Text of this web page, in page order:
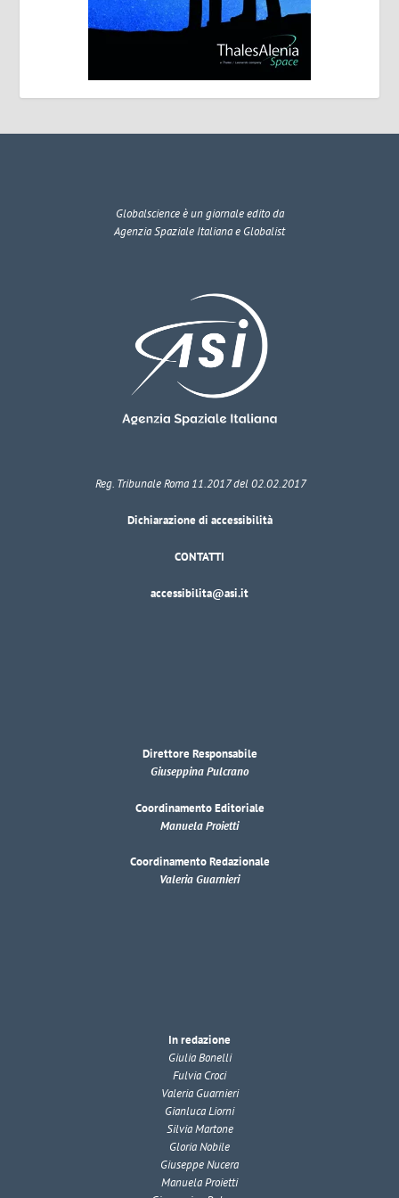
Globalscienceè un giornale edito da
Agenzia Spaziale Italiana e Globalist
Reg. Tribunale Roma 11.2017 del 02.02.2017
Dichiarazione di accessibilità
CONTATTI
accessibilita@asi.it
Direttore Responsabile
Giuseppina Pulcrano
Coordinamento Editoriale
Manuela Proietti
Coordinamento Redazionale
Valeria Guarnieri
In redazione
Giulia Bonelli
Fulvia Croci
Valeria Guarnieri
Gianluca Liorni
Silvia Martone
Gloria Nobile
Giuseppe Nucera
Manuela Proietti